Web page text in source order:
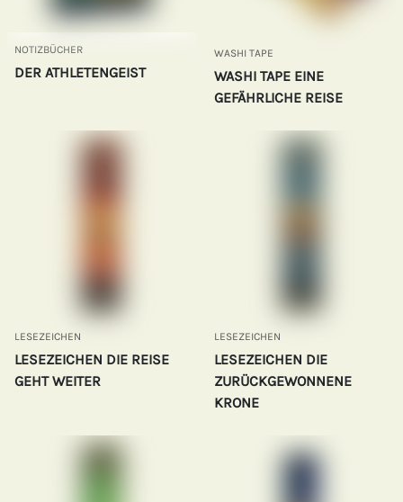
NOTIZBÜCHER
DER ATHLETENGEIST
WASHI TAPE
WASHI TAPE EINE
GEFÄHRLICHE REISE
LESEZEICHEN
LESEZEICHEN DIE REISE
GEHT WEITER
LESEZEICHEN
LESEZEICHEN DIE
ZURÜCKGEWONNENE
KRONE